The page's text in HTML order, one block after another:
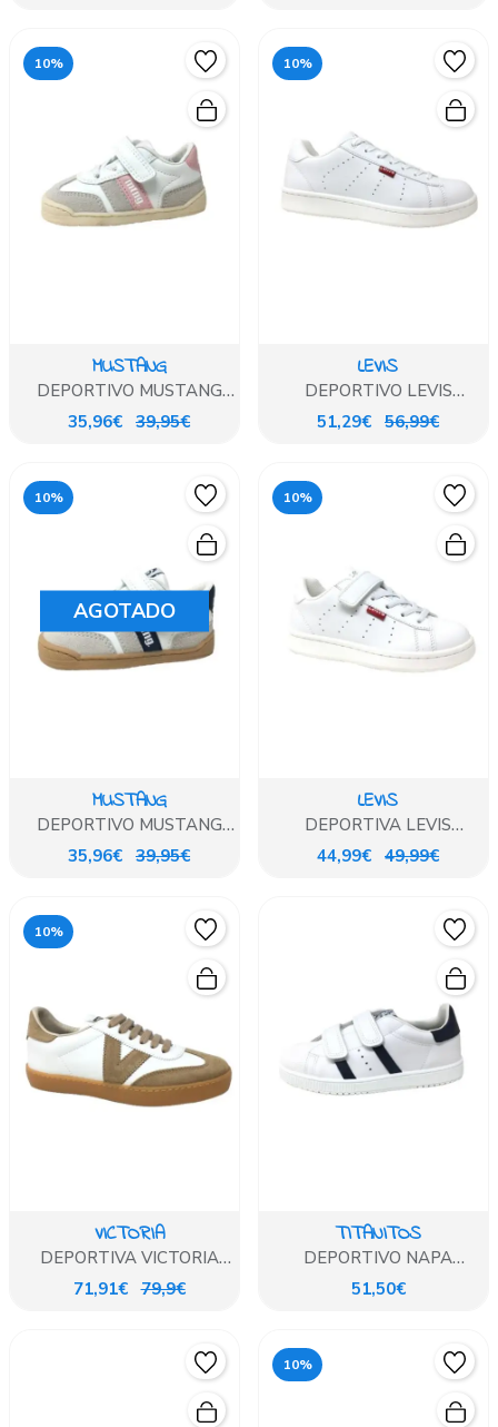
10%
MUSTANG
DEPORTIVO MUSTANG
BLANCO ROSA
35,96€ 39,95€
10%
LEVIS
DEPORTIVO LEVIS
BLANCO DE CORDON
51,29€ 56,99€
10%
AGOTADO
MUSTANG
DEPORTIVO MUSTANG
BLANCO Y AZUL
35,96€ 39,95€
10%
LEVIS
DEPORTIVA LEVIS
BLANCA DE VELCRO
44,99€ 49,99€
10%
VICTORIA
DEPORTIVA VICTORIA
BLANCO Y BEIG
71,91€ 79,9€
TITANITOS
DEPORTIVO NAPA
BLANCO Y AZUL
51,50€
10%